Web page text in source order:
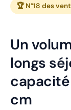
🏆 N°18 des
Un
longs
capacité
cm